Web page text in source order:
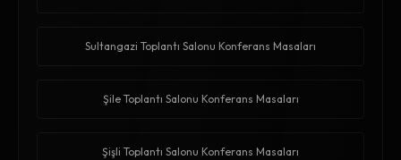
Sultangazi Toplantı Salonu Konferans Masaları
Şile Toplantı Salonu Konferans Masaları
Şişli Toplantı Salonu Konferans Masaları